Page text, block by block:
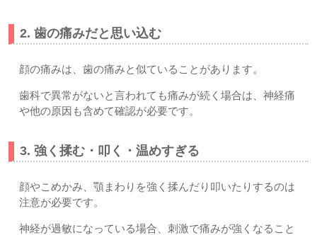
2. 歯の痛みだと思い込む
顔の痛みは、歯の痛みと似ていることがあります。
歯科で異常がないと言われても痛みが続く場合は、神経痛
や他の原因も含めて確認が必要です。
3. 強く揉む・叩く・温めすぎる
顔やこめかみ、顎まわりを強く揉んだり叩いたりするのは
注意が必要です。
神経が過敏になっている場合、刺激で痛みが強くなること